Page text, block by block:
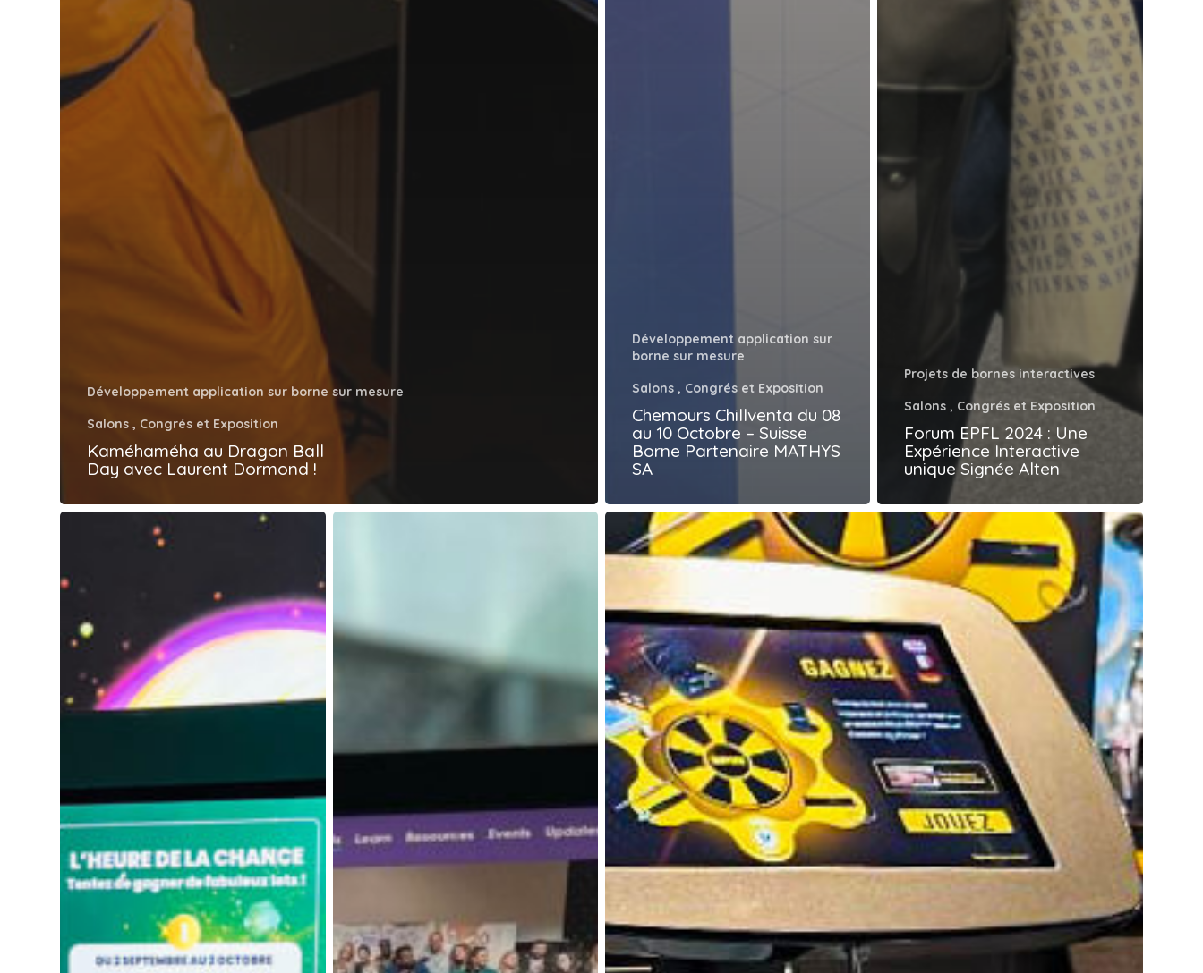
Développement application sur borne sur mesure
Salons , Congrés et Exposition
Kaméhaméha au Dragon Ball
Day avec Laurent Dormond !
Développement application sur
borne sur mesure
Salons , Congrés et Exposition
Chemours Chillventa du 08
au 10 Octobre – Suisse
Borne Partenaire MATHYS
SA
Projets de bornes interactives
Salons , Congrés et Exposition
Forum EPFL 2024 : Une
Expérience Interactive
unique Signée Alten